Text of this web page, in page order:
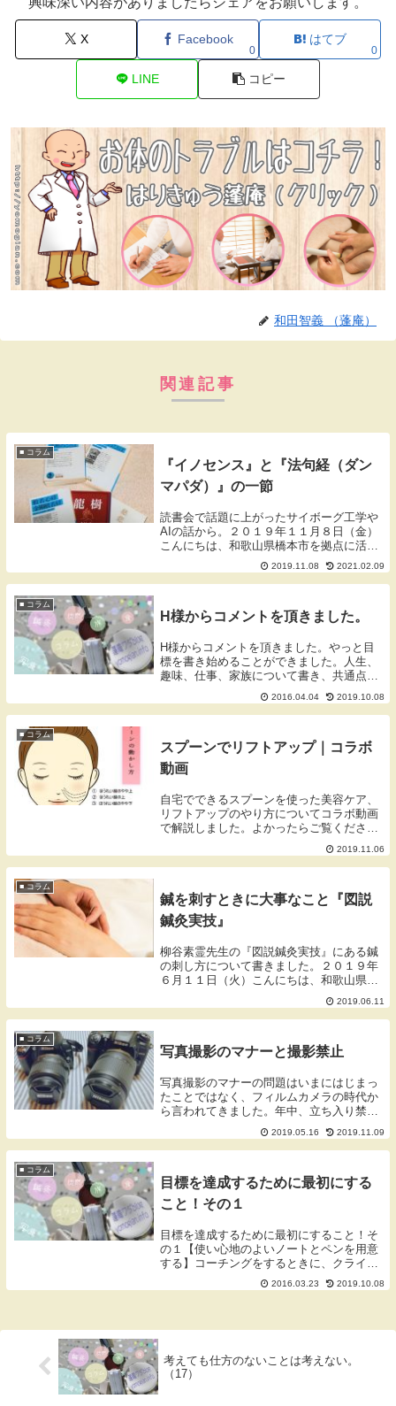
X Facebook
0
はてブ
0
LINE コピー
和田智義 （蓬庵）
関連記事
■ コラム
『イノセンス』と『法句経（ダン
マパダ）』の一節
読書会で話題に上がったサイボーグ工学や
AIの話から。２０１９年１１月８日（金）
こんにちは、和歌山県橋本市を拠点に活動
しております蓬庵（よもぎあん）のワダで
す。ブログをご覧いただきありがとうござ
います。読書会とダンマパダ読書会読書が
2019.11.08 2021.02.09
■ コラム
H様からコメントを頂きました。
H様からコメントを頂きました。やっと目
標を書き始めることができました。人生、
趣味、仕事、家族について書き、共通点を
まとめました。活字にすることが大切と思
いながらも、ずっと頭の中だけで考えてい
ました。今日改めて先生の提案を受けて実
2016.04.04 2019.10.08
■ コラム
スプーンでリフトアップ｜コラボ
動画
自宅でできるスプーンを使った美容ケア、
リフトアップのやり方についてコラボ動画
で解説しました。よかったらご覧くださ
2019.11.06
■ コラム
鍼を刺すときに大事なこと『図説
鍼灸実技』
柳谷素霊先生の『図説鍼灸実技』にある鍼
の刺し方について書きました。２０１９年
６月１１日（火）こんにちは、和歌山県橋
本市を拠点に活動しております蓬庵（よも
ぎあん）のワダです。ブログをご覧いただ
きありがとうございます。鍼を刺すときに
2019.06.11
■ コラム
写真撮影のマナーと撮影禁止
写真撮影のマナーの問題はいまにはじまっ
たことではなく、フィルムカメラの時代か
ら言われてきました。年中、立ち入り禁止
の危険な場所や私有地への侵入、大人数の
カメラマンによる日常の生活に支障がでる
などの問題が起きています。
2019.05.16 2019.11.09
■ コラム
目標を達成するために最初にする
こと！その１
目標を達成するために最初にすること！そ
の１【使い心地のよいノートとペンを用意
する】コーチングをするときに、クライア
ントの方にまず指導するのは、使い心地の
よいお気に入りのノートとペンを用意する
2016.03.23 2019.10.08
考えても仕方のないことは考えない。
（17）